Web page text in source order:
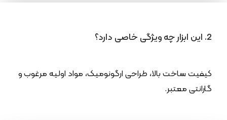
2. این ابزار چه ویژگی خاصی دارد؟
کیفیت ساخت بالا، طراحی ارگونومیک، مواد اولیه مرغوب و
گارانتی معتبر.